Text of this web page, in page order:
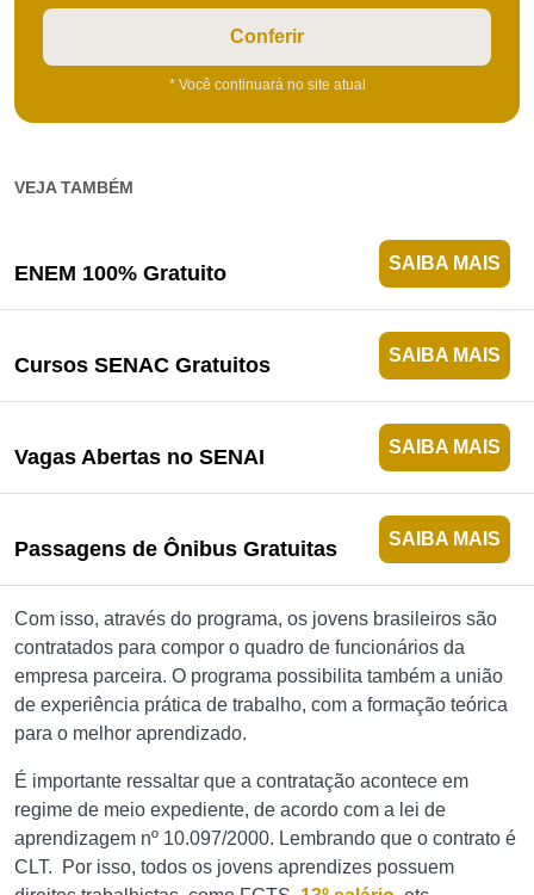
Conferir
* Você continuará no site atual
VEJA TAMBÉM
ENEM 100% Gratuito SAIBA MAIS
Cursos SENAC Gratuitos SAIBA MAIS
Vagas Abertas no SENAI SAIBA MAIS
Passagens de Ônibus Gratuitas SAIBA MAIS
Com isso, através do programa, os jovens brasileiros são
contratados para compor o quadro de funcionários da
empresa parceira. O programa possibilita também a união
de experiência prática de trabalho, com a formação teórica
para o melhor aprendizado.
É importante ressaltar que a contratação acontece em
regime de meio expediente, de acordo com a lei de
aprendizagem nº 10.097/2000. Lembrando que o contrato é
CLT. Por isso, todos os jovens aprendizes possuem